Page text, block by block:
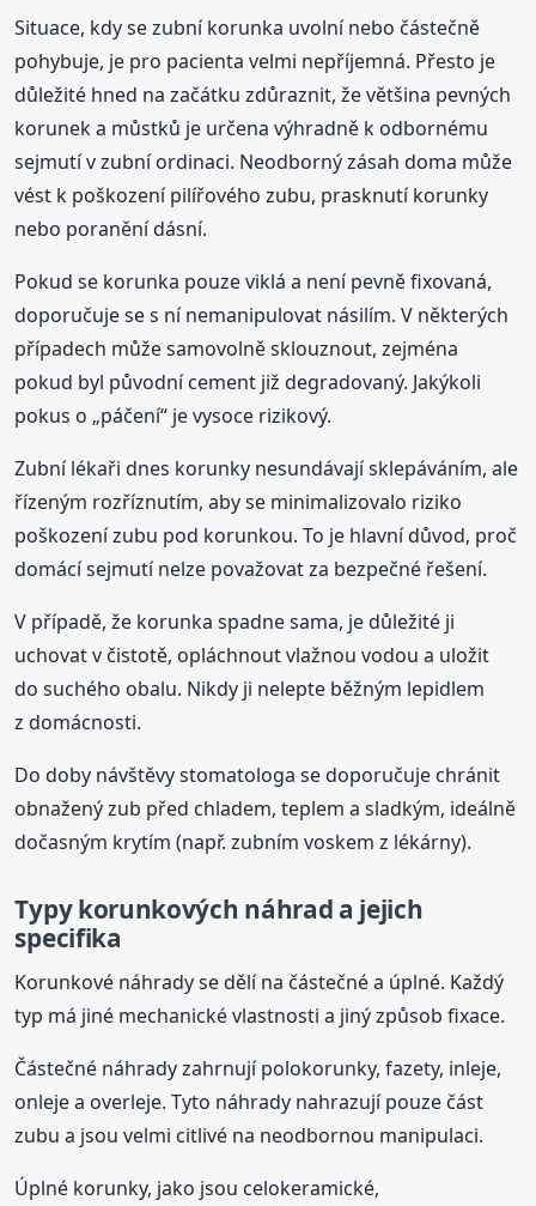
Situace, kdy se zubní korunka uvolní nebo částečně
pohybuje, je pro pacienta velmi nepříjemná. Přesto je
důležité hned na začátku zdůraznit, že většina pevných
korunek a můstků je určena výhradně k odbornému
sejmutí v zubní ordinaci. Neodborný zásah doma může
vést k poškození pilířového zubu, prasknutí korunky
nebo poranění dásní.
Pokud se korunka pouze viklá a není pevně fixovaná,
doporučuje se s ní nemanipulovat násilím. V některých
případech může samovolně sklouznout, zejména
pokud byl původní cement již degradovaný. Jakýkoli
pokus o „páčení“ je vysoce rizikový.
Zubní lékaři dnes korunky nesundávají sklepáváním, ale
řízeným rozříznutím, aby se minimalizovalo riziko
poškození zubu pod korunkou. To je hlavní důvod, proč
domácí sejmutí nelze považovat za bezpečné řešení.
V případě, že korunka spadne sama, je důležité ji
uchovat v čistotě, opláchnout vlažnou vodou a uložit
do suchého obalu. Nikdy ji nelepte běžným lepidlem
z domácnosti.
Do doby návštěvy stomatologa se doporučuje chránit
obnažený zub před chladem, teplem a sladkým, ideálně
dočasným krytím (např. zubním voskem z lékárny).
Typy korunkových náhrad a jejich
specifika
Korunkové náhrady se dělí na částečné a úplné. Každý
typ má jiné mechanické vlastnosti a jiný způsob fixace.
Částečné náhrady zahrnují polokorunky, fazety, inleje,
onleje a overleje. Tyto náhrady nahrazují pouze část
zubu a jsou velmi citlivé na neodbornou manipulaci.
Úplné korunky, jako jsou celokeramické,